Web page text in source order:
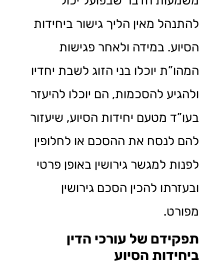
להתנהל מאין הליך גישור ביחידות
הסיוע. במידה ולאחר פגישות
המהו”ת יוכלו בני הזוג לשבת יחדיו
ולהגיע להסכמות, הם יוכלו להיעזר
בעו”ד מטעם יחידות הסיוע, שיעזור
להם לנסח את ההסכם או לחלופין
לפנות למגשר גירושין באופן פרטי
ובעזרתו להכין הסכם גירושין
מפורט.
תפקידם של עורכי הדין
ביחידות הסיוע